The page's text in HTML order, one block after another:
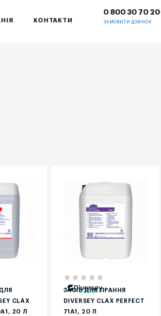
0 800 30 70 20
ЗАМОВИТИ ДЗВІНОК
КОНТАКТИ
CLAX
20 Л
ЗАСІБ ДЛЯ ПРАННЯ
DIVERSEY CLAX PERFECT
71A1, 20 Л